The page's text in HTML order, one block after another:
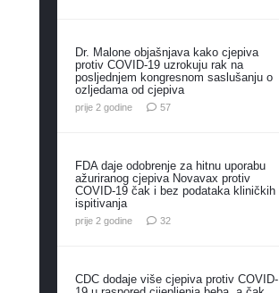
Dr. Malone objašnjava kako cjepiva
protiv COVID-19 uzrokuju rak na
posljednjem kongresnom saslušanju o
ozljedama od cjepiva
prije 2 godine 57komentara
FDA daje odobrenje za hitnu uporabu
ažuriranog cjepiva Novavax protiv
COVID-19 čak i bez podataka kliničkih
ispitivanja
prije 2 godine 32komentara
CDC dodaje više cjepiva protiv COVID-